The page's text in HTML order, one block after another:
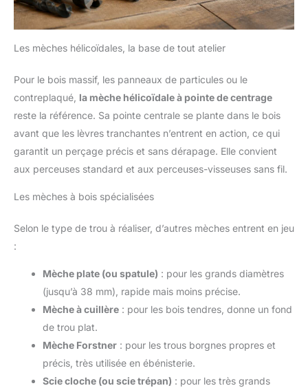
Les mèches hélicoïdales, la base de tout atelier
Pour le bois massif, les panneaux de particules ou le
contreplaqué, la mèche hélicoïdale à pointe de centrage
reste la référence. Sa pointe centrale se plante dans le bois
avant que les lèvres tranchantes n’entrent en action, ce qui
garantit un perçage précis et sans dérapage. Elle convient
aux perceuses standard et aux perceuses-visseuses sans fil.
Les mèches à bois spécialisées
Selon le type de trou à réaliser, d’autres mèches entrent en jeu
:
Mèche plate (ou spatule) : pour les grands diamètres
(jusqu’à 38 mm), rapide mais moins précise.
Mèche à cuillère : pour les bois tendres, donne un fond
de trou plat.
Mèche Forstner : pour les trous borgnes propres et
précis, très utilisée en ébénisterie.
Scie cloche (ou scie trépan) : pour les très grands